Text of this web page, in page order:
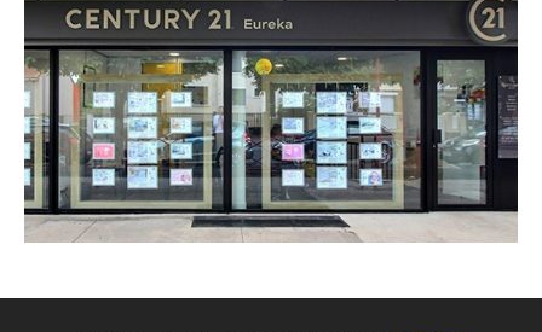
CENTURY 21 Eureka
29 avenue du 8 Mai 1945
FRESNES - 94260
Envoyer un message
Téléphoner à l'agence